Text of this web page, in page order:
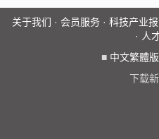
关于我们 · 会员服务· 科技产业
· 人
■ 中文繁體版
下载